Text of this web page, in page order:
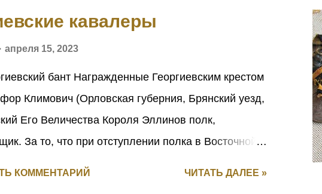
кавалеры
апреля 15, 2023
бант Награжденные Георгиевским крестом
Климович (Орловская губерния, Брянский уезд,
Его Величества Короля Эллинов полк,
За то, что при отступлении полка в Восточной
КОММЕНТАРИЙ ЧИТАТЬ ДАЛЕЕ »